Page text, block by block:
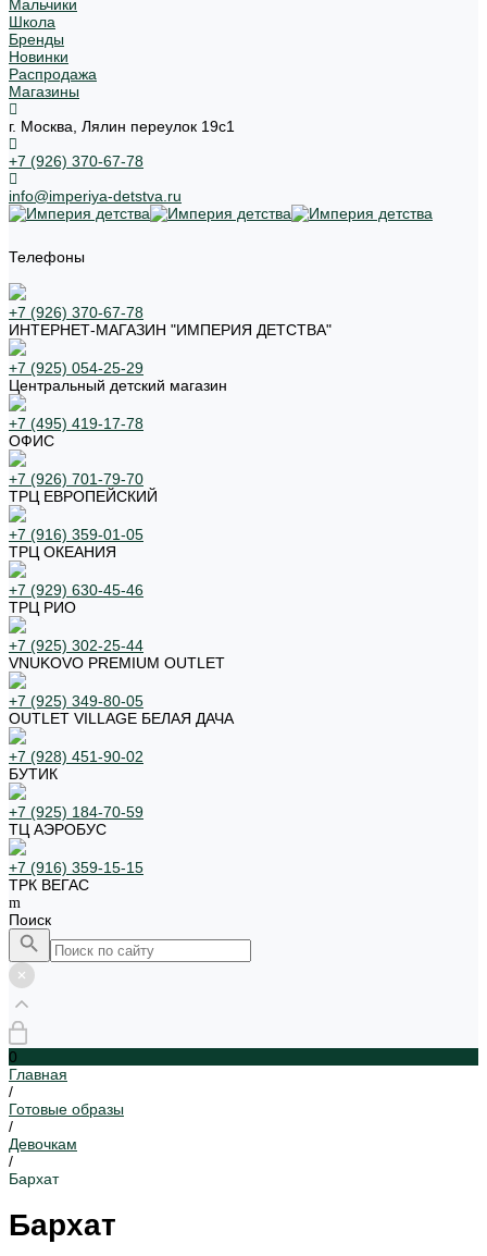
Мальчики
Школа
Бренды
Новинки
Распродажа
Магазины
г. Москва, Лялин переулок 19с1
+7 (926) 370-67-78
info@imperiya-detstva.ru
Телефоны
+7 (926) 370-67-78
ИНТЕРНЕТ-МАГАЗИН "ИМПЕРИЯ ДЕТСТВА"
+7 (925) 054-25-29
Центральный детский магазин
+7 (495) 419-17-78
ОФИС
+7 (926) 701-79-70
ТРЦ ЕВРОПЕЙСКИЙ
+7 (916) 359-01-05
ТРЦ ОКЕАНИЯ
+7 (929) 630-45-46
ТРЦ РИО
+7 (925) 302-25-44
VNUKOVO PREMIUM OUTLET
+7 (925) 349-80-05
OUTLET VILLAGE БЕЛАЯ ДАЧА
+7 (928) 451-90-02
БУТИК
+7 (925) 184-70-59
ТЦ АЭРОБУС
+7 (916) 359-15-15
ТРК ВЕГАС
Поиск
0
Главная
/
Готовые образы
/
Девочкам
/
Бархат
Бархат